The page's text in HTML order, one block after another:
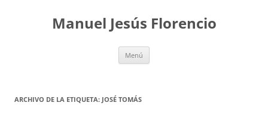
contenidoManuel Jesús Florencio
Menú
ARCHIVO DE LA ETIQUETA: JOSÉ TOMÁS